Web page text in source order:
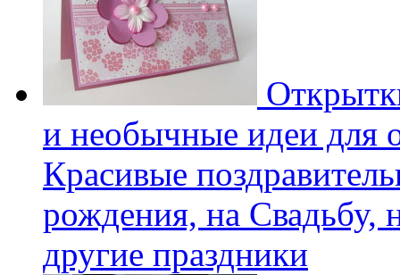
и необычные идеи для
Красивые
рождения, на
другие праздники